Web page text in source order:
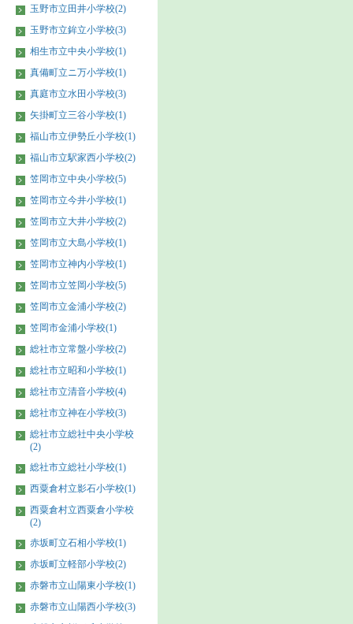
玉野市立田井小学校(2)
玉野市立鉾立小学校(3)
相生市立中央小学校(1)
真備町立ニ万小学校(1)
真庭市立水田小学校(3)
矢掛町立三谷小学校(1)
福山市立伊勢丘小学校(1)
福山市立駅家西小学校(2)
笠岡市立中央小学校(5)
笠岡市立今井小学校(1)
笠岡市立大井小学校(2)
笠岡市立大島小学校(1)
笠岡市立神内小学校(1)
笠岡市立笠岡小学校(5)
笠岡市立金浦小学校(2)
笠岡市金浦小学校(1)
総社市立常盤小学校(2)
総社市立昭和小学校(1)
総社市立清音小学校(4)
総社市立神在小学校(3)
総社市立総社中央小学校
(2)
総社市立総社小学校(1)
西粟倉村立影石小学校(1)
西粟倉村立西粟倉小学校
(2)
赤坂町立石相小学校(1)
赤坂町立軽部小学校(2)
赤磐市立山陽東小学校(1)
赤磐市立山陽西小学校(3)